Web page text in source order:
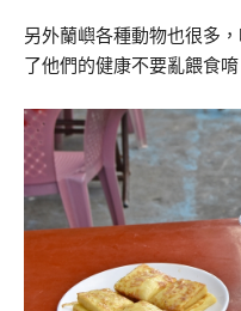
另外蘭嶼各種動物也很多
了他們的健康不要亂餵食唷